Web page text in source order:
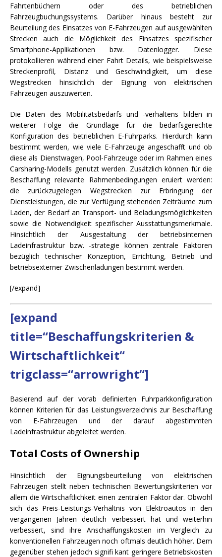
Fahrtenbüchern oder des betrieblichen
Fahrzeugbuchungssystems. Darüber hinaus besteht zur
Beurteilung des Einsatzes von E-Fahrzeugen auf ausgewählten
Strecken auch die Möglichkeit des Einsatzes spezifischer
Smartphone-Applikationen bzw. Datenlogger. Diese
protokollieren während einer Fahrt Details, wie beispielsweise
Streckenprofil, Distanz und Geschwindigkeit, um diese
Wegstrecken hinsichtlich der Eignung von elektrischen
Fahrzeugen auszuwerten.
Die Daten des Mobilitätsbedarfs und -verhaltens bilden in
weiterer Folge die Grundlage für die bedarfsgerechte
Konfiguration des betrieblichen E-Fuhrparks. Hierdurch kann
bestimmt werden, wie viele E-Fahrzeuge angeschafft und ob
diese als Dienstwagen, Pool-Fahrzeuge oder im Rahmen eines
Carsharing-Modells genutzt werden. Zusätzlich können für die
Beschaffung relevante Rahmenbedingungen eruiert werden:
die zurückzugelegen Wegstrecken zur Erbringung der
Dienstleistungen, die zur Verfügung stehenden Zeiträume zum
Laden, der Bedarf an Transport- und Beladungsmöglichkeiten
sowie die Notwendigkeit spezifischer Ausstattungsmerkmale.
Hinsichtlich der Ausgestaltung der betriebsinternen
Ladeinfrastruktur bzw. -strategie können zentrale Faktoren
bezüglich technischer Konzeption, Errichtung, Betrieb und
betriebsexterner Zwischenladungen bestimmt werden.
[/expand]
[expand
title=“Beschaffungskriterien &
Wirtschaftlichkeit“
trigclass=“arrowright“]
Basierend auf der vorab definierten Fuhrparkkonfiguration
können Kriterien für das Leistungsverzeichnis zur Beschaffung
von E-Fahrzeugen und der darauf abgestimmten
Ladeinfrastruktur abgeleitet werden.
Total Costs of Ownership
Hinsichtlich der Eignungsbeurteilung von elektrischen
Fahrzeugen stellt neben technischen Bewertungskriterien vor
allem die Wirtschaftlichkeit einen zentralen Faktor dar. Obwohl
sich das Preis-Leistungs-Verhältnis von Elektroautos in den
vergangenen Jahren deutlich verbessert hat und weiterhin
verbessert, sind ihre Anschaffungskosten im Vergleich zu
konventionellen Fahrzeugen noch oftmals deutlich höher. Dem
gegenüber stehen jedoch signifi kant geringere Betriebskosten